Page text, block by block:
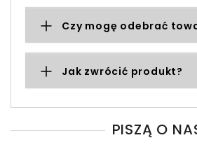
Czy mogę odebrać
Jak zwrócić produkt?
PISZĄ O